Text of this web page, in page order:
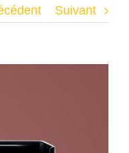
Suivant